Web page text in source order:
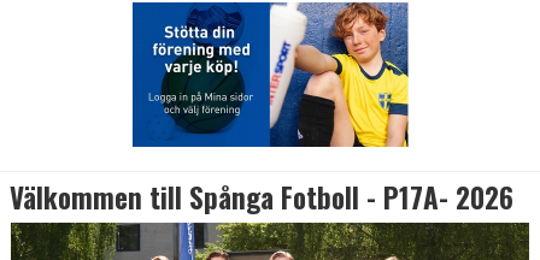
TRUPPEN
Välkommen till Spånga Fotboll - P17A- 2026